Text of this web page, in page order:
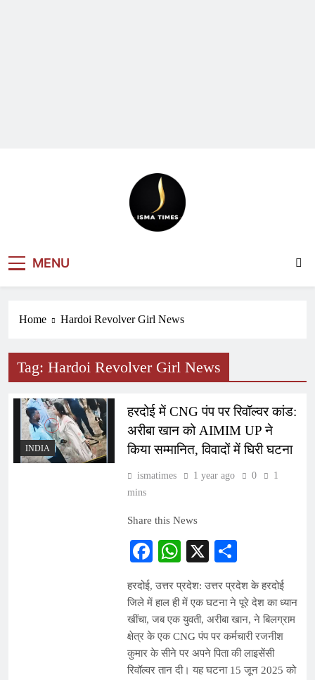
MENU
Home Hardoi Revolver Girl News
Tag: Hardoi Revolver Girl News
INDIA
हरदोई में CNG पंप पर रिवॉल्वर कांड:
अरीबा खान को AIMIM UP ने
किया सम्मानित, विवादों में घिरी घटना
ismatimes 1 year ago 0
1
mins
Share this News
Facebook
WhatsApp
X
हरदोई, उत्तर प्रदेश: उत्तर प्रदेश के हरदोई
जिले में हाल ही में एक घटना ने पूरे देश का ध्यान
खींचा, जब एक युवती, अरीबा खान, ने बिलग्राम
क्षेत्र के एक CNG पंप पर कर्मचारी रजनीश
कुमार के सीने पर अपने पिता की लाइसेंसी
रिवॉल्वर तान दी। यह घटना 15 जून 2025 को